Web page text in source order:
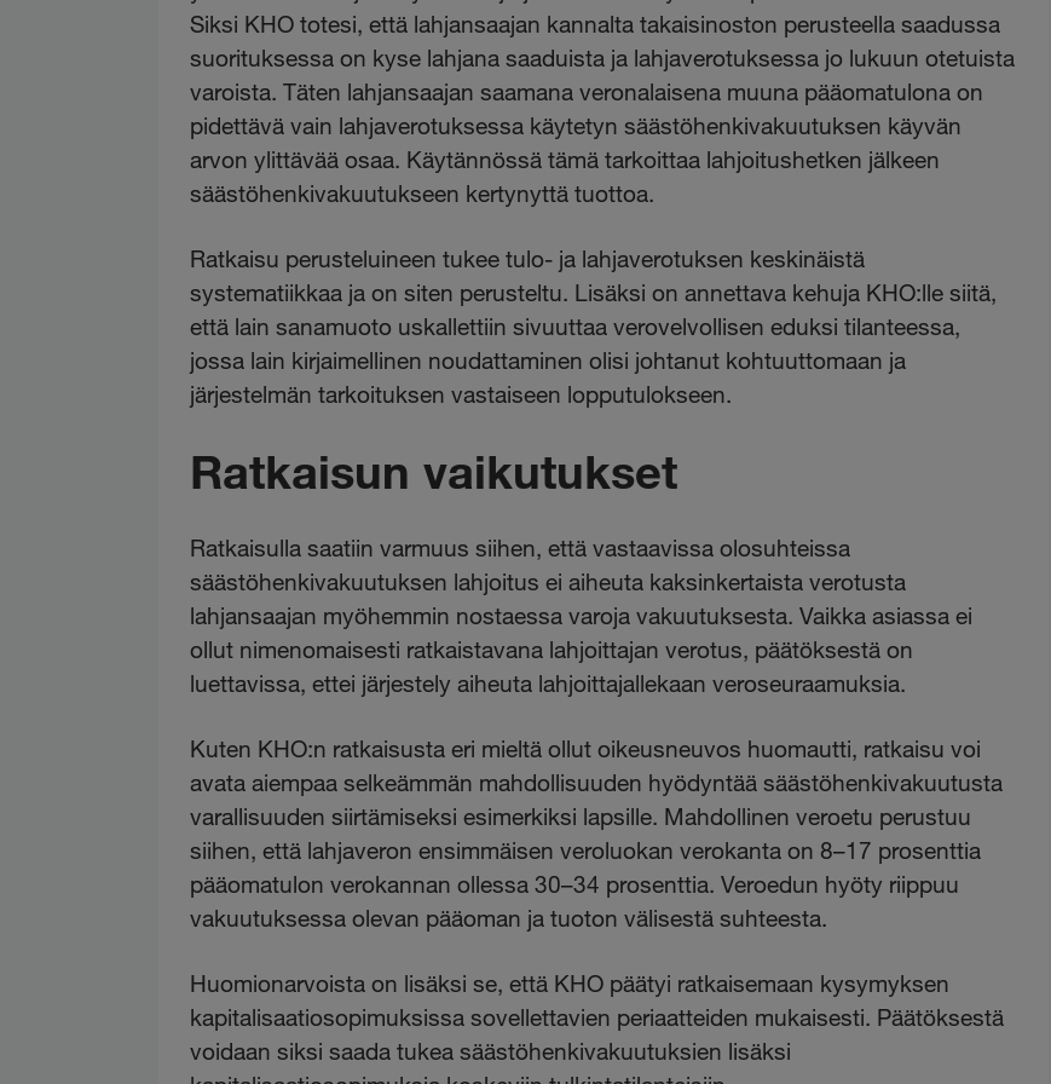
Siksi KHO totesi, että lahjansaajan kannalta takaisinoston perusteella saadussa
suorituksessa on kyse lahjana saaduista ja lahjaverotuksessa jo lukuun otetuista
varoista. Täten lahjansaajan saamana veronalaisena muuna pääomatulona on
pidettävä vain lahjaverotuksessa käytetyn säästöhenkivakuutuksen käyvän
arvon ylittävää osaa. Käytännössä tämä tarkoittaa lahjoitushetken jälkeen
säästöhenkivakuutukseen kertynyttä tuottoa.
Ratkaisu perusteluineen tukee tulo- ja lahjaverotuksen keskinäistä
systematiikkaa ja on siten perusteltu. Lisäksi on annettava kehuja KHO:lle siitä,
että lain sanamuoto uskallettiin sivuuttaa verovelvollisen eduksi tilanteessa,
jossa lain kirjaimellinen noudattaminen olisi johtanut kohtuuttomaan ja
järjestelmän tarkoituksen vastaiseen lopputulokseen.
Ratkaisun vaikutukset
Ratkaisulla saatiin varmuus siihen, että vastaavissa olosuhteissa
säästöhenkivakuutuksen lahjoitus ei aiheuta kaksinkertaista verotusta
lahjansaajan myöhemmin nostaessa varoja vakuutuksesta. Vaikka asiassa ei
ollut nimenomaisesti ratkaistavana lahjoittajan verotus, päätöksestä on
luettavissa, ettei järjestely aiheuta lahjoittajallekaan veroseuraamuksia.
Kuten KHO:n ratkaisusta eri mieltä ollut oikeusneuvos huomautti, ratkaisu voi
avata aiempaa selkeämmän mahdollisuuden hyödyntää säästöhenkivakuutusta
varallisuuden siirtämiseksi esimerkiksi lapsille. Mahdollinen veroetu perustuu
siihen, että lahjaveron ensimmäisen veroluokan verokanta on 8–17 prosenttia
pääomatulon verokannan ollessa 30–34 prosenttia. Veroedun hyöty riippuu
vakuutuksessa olevan pääoman ja tuoton välisestä suhteesta.
Huomionarvoista on lisäksi se, että KHO päätyi ratkaisemaan kysymyksen
kapitalisaatiosopimuksissa sovellettavien periaatteiden mukaisesti. Päätöksestä
voidaan siksi saada tukea säästöhenkivakuutuksien lisäksi